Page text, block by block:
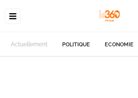
Actuellement POLITIQUE ECONOMIE